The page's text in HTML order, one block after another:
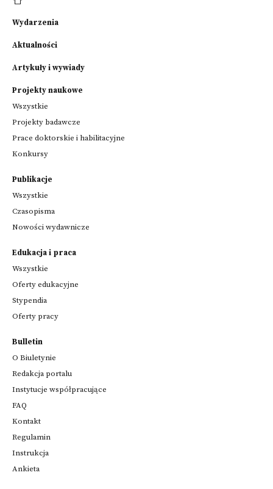
Wydarzenia
Aktualności
Artykuły i wywiady
Projekty naukowe
Wszystkie
Projekty badawcze
Prace doktorskie i habilitacyjne
Konkursy
Publikacje
Wszystkie
Czasopisma
Nowości wydawnicze
Edukacja i praca
Wszystkie
Oferty edukacyjne
Stypendia
Oferty pracy
Bulletin
O Biuletynie
Redakcja portalu
Instytucje współpracujące
FAQ
Kontakt
Regulamin
Instrukcja
Ankieta